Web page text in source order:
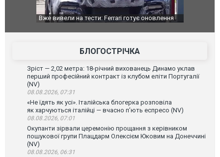
Вже вивели на тести: Ferrari готує оновлення
Вийшов
фільму
БЛОГОСТРІЧКА
Зріст — 2,02 метра: 18-річний вихованець Динамо уклав
перший професійний контракт із клубом еліти Португалії
(NV)
08.08.2026, 07:31
«Не їдять як усі». Італійська блогерка розповіла
як харчуються італійці — вчасно п’ють еспресо (NV)
08.08.2026, 07:01
Окупанти зірвали церемонію прощання з керівником
пошукової групи Плацдарм Олексієм Юковим на Донеччині
(NV)
08.08.2026, 06:31